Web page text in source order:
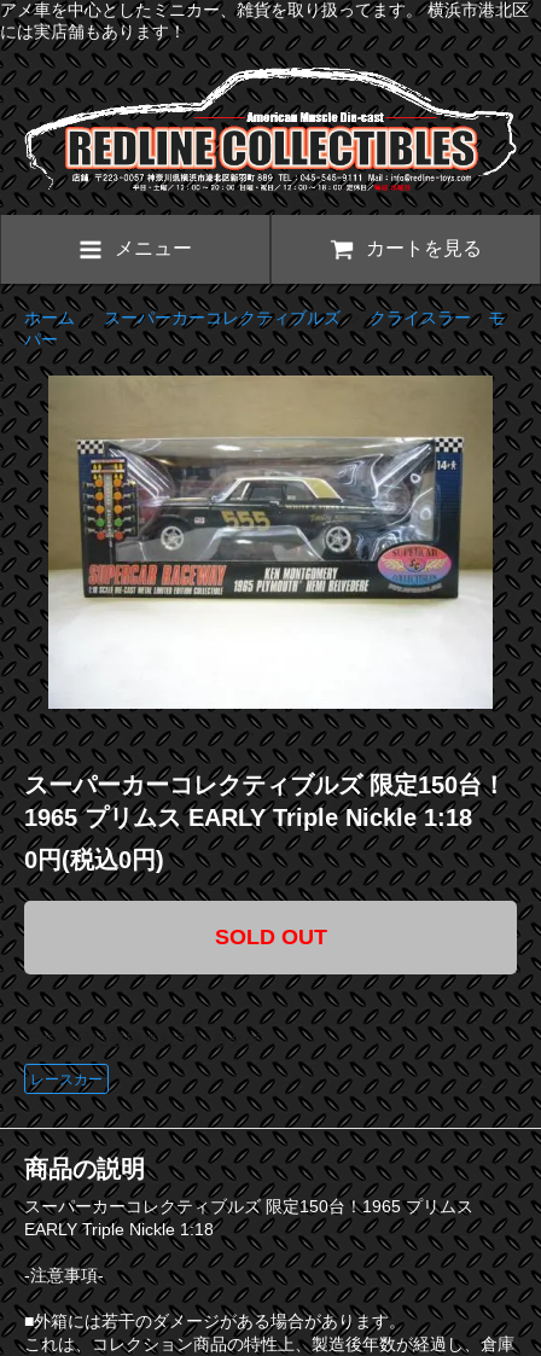
アメ車を中心としたミニカー、雑貨を取り扱ってます。 横浜市港北区
には実店舗もあります！
メニュー カートを見る
ホーム>スーパーカーコレクティブルズ>クライスラー モ
パー
スーパーカーコレクティブルズ 限定150台！
1965 プリムス EARLY Triple Nickle 1:18
0円(税込0円)
SOLD OUT
この商品に登録されているタグ
レースカー
商品の説明
スーパーカーコレクティブルズ 限定150台！1965 プリムス
EARLY Triple Nickle 1:18
-注意事項-
■外箱には若干のダメージがある場合があります。
これは、コレクション商品の特性上、製造後年数が経過し、倉庫